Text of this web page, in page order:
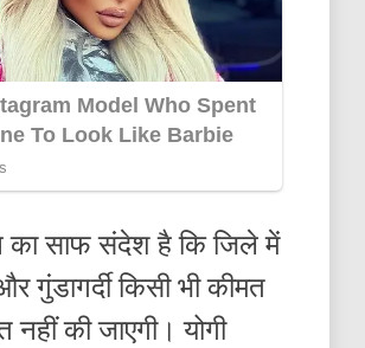
का साफ संदेश है कि जिले में
गुंडागर्दी किसी भी कीमत
नहीं की जाएगी। योगी